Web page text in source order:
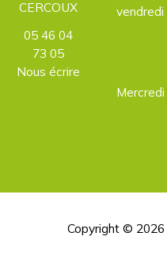
CERCOUX
05 46 04
73 05
Nous écrire
vendredi
Mercredi
Copyright © 2026